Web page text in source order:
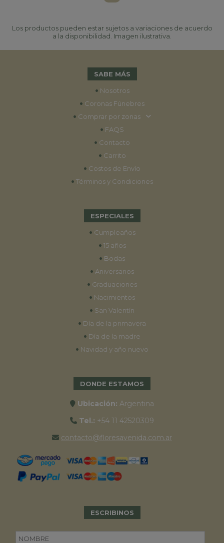
Los productos pueden estar sujetos a variaciones de acuerdo
a la disponibilidad. Imagen ilustrativa.
SABE MÁS
• Nosotros
• Coronas Fúnebres
• Comprar por zonas
• FAQS
• Contacto
• Carrito
• Costos de Envío
• Términos y Condiciones
ESPECIALES
• Cumpleaños
• 15 años
• Bodas
• Aniversarios
• Graduaciones
• Nacimientos
• San Valentín
• Día de la primavera
• Día de la madre
• Navidad y año nuevo
DONDE ESTAMOS
Ubicación: Argentina
Tel.: +54 11 42520309
contacto@floresavenida.com.ar
ESCRIBINOS